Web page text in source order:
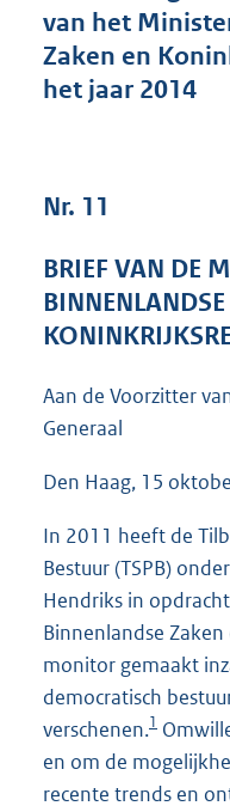
van het
Zaken en
het jaar 2014
Nr. 11
BRIEF VAN DE
Aan de Voorzitter
Generaal
Den Haag, 15
In 2011 heeft de
Bestuur (TSPB)
Hendriks in
Binnenlandse
monitor gemaakt
democratisch
verschenen.1
en om de
recente trends en